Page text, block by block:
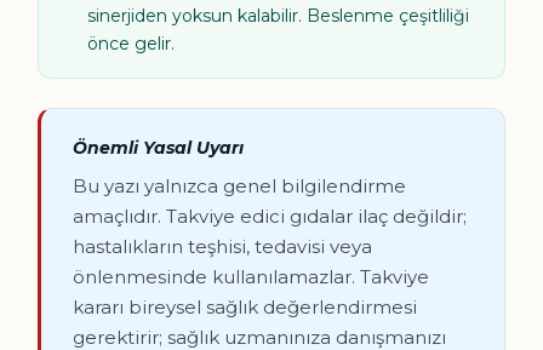
sinerjiden yoksun kalabilir. Beslenme çeşitliliği
önce gelir.
Önemli Yasal Uyarı
Bu yazı yalnızca genel bilgilendirme
amaçlıdır. Takviye edici gıdalar ilaç değildir;
hastalıkların teşhisi, tedavisi veya
önlenmesinde kullanılamazlar. Takviye
kararı bireysel sağlık değerlendirmesi
gerektirir; sağlık uzmanınıza danışmanızı